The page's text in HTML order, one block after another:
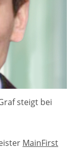
steigt bei
MainFirst